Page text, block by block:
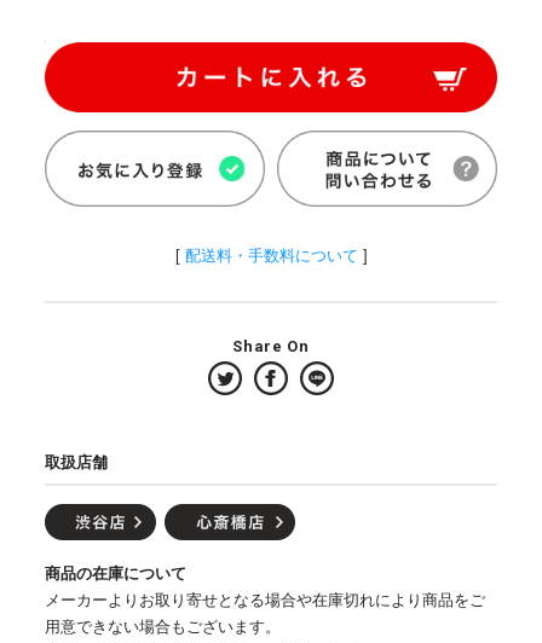
[ 配送料・手数料について ]
Share On
取扱店舗
商品の在庫について
メーカーよりお取り寄せとなる場合や在庫切れにより商品をご
用意できない場合もございます。